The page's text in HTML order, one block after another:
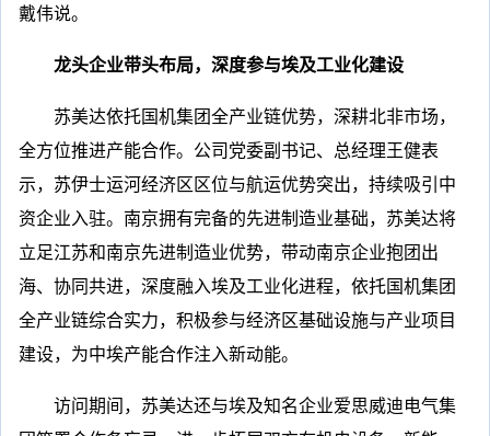
戴伟说。
龙头企业带头布局，深度参与埃及工业化建设
苏美达依托国机集团全产业链优势，深耕北非市场，
全方位推进产能合作。公司党委副书记、总经理王健表
示，苏伊士运河经济区区位与航运优势突出，持续吸引中
资企业入驻。南京拥有完备的先进制造业基础，苏美达将
立足江苏和南京先进制造业优势，带动南京企业抱团出
海、协同共进，深度融入埃及工业化进程，依托国机集团
全产业链综合实力，积极参与经济区基础设施与产业项目
建设，为中埃产能合作注入新动能。
访问期间，苏美达还与埃及知名企业爱思威迪电气集